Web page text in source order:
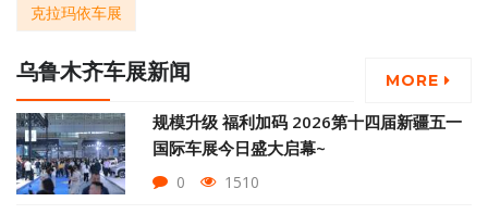
克拉玛依车展
乌鲁木齐车展新闻 MORE
规模升级 福利加码 2026第十四届新疆五一
国际车展今日盛大启幕~
0 1510